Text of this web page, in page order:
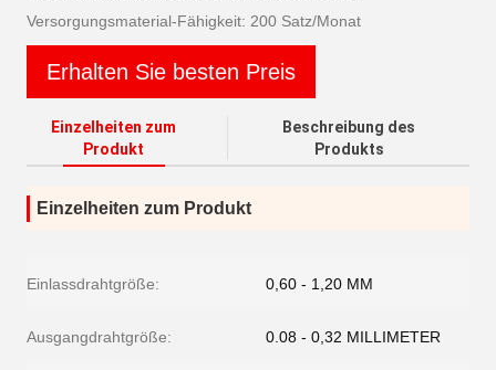
Versorgungsmaterial-Fähigkeit: 200 Satz/Monat
Erhalten Sie besten Preis
Einzelheiten zum
Produkt
Beschreibung des
Produkts
Einzelheiten zum Produkt
Einlassdrahtgröße: 0,60 - 1,20 MM
Ausgangdrahtgröße: 0.08 - 0,32 MILLIMETER